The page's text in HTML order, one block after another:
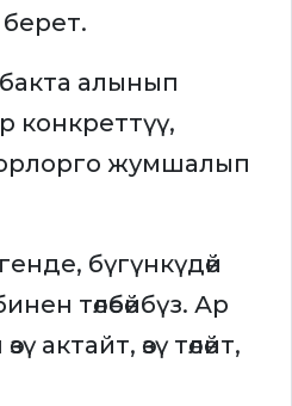
алынып
конкреттүү,
жумшалып
бүгүнкүдөй
төлөбөйбүз. Ар
актайт, өзү төлөйт,